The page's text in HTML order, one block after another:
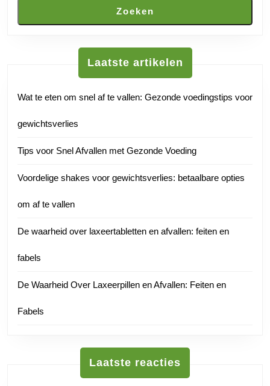
Zoeken
Laatste artikelen
Wat te eten om snel af te vallen: Gezonde voedingstips voor
gewichtsverlies
Tips voor Snel Afvallen met Gezonde Voeding
Voordelige shakes voor gewichtsverlies: betaalbare opties
om af te vallen
De waarheid over laxeertabletten en afvallen: feiten en
fabels
De Waarheid Over Laxeerpillen en Afvallen: Feiten en
Fabels
Laatste reacties